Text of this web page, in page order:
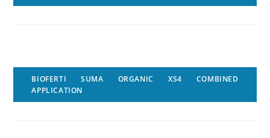
BIOFERTI SUMA ORGANIC XS4 COMBINED
APPLICATION